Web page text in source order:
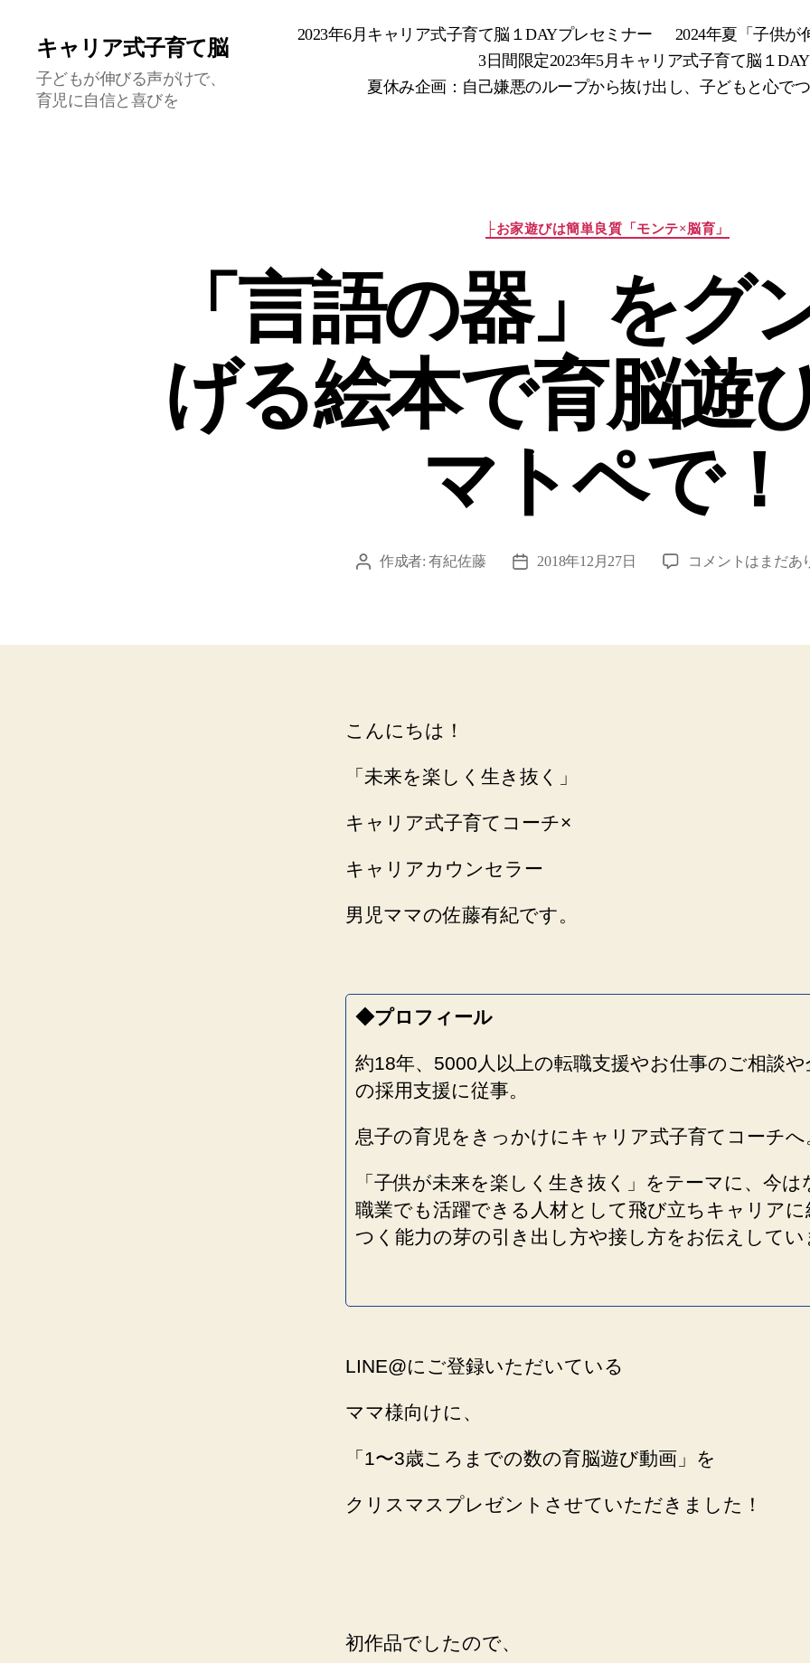
キャリア式子育て脳
子どもが伸びる声がけで、
育児に自信と喜びを
2023年6月キャリア式子育て脳１DAYプレセミナー
2024年夏「子供が
3日間限定2023年5月キャリア式子育て脳１
夏休み企画：自己嫌悪のループから抜け出し、子どもと心で
カ
テ
リ
ー
├お家遊びは簡単良質「モンテ×脳育」
「言語の器」をグ
げる絵本で育脳遊
マトペで！
投 作成者:有紀佐藤
投
2018年12月27日
「言
を
オ
ト
へ
の
コメントはまだあ
こんにちは！
「未来を楽しく生き抜く」
キャリア式子育てコーチ×
キャリアカウンセラー
男児ママの佐藤有紀です。
◆プロフィール
約18年、5000人以上の転職支援やお仕事のご相談や
の採用支援に従事。
息子の育児をきっかけにキャリア式子育てコーチへ
「子供が未来を楽しく生き抜く」をテーマに、今は
職業でも活躍できる人材として飛び立ちキャリアに
つく能力の芽の引き出し方や接し方をお伝えしてい
LINE@にご登録いただいている
ママ様向けに、
「1〜3歳ころまでの数の育脳遊び動画」を
クリスマスプレゼントさせていただきました！
初作品でしたので、